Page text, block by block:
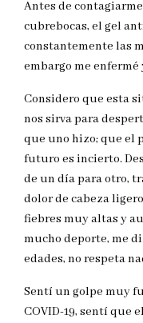
Antes de
cubrebocas, el gel
constantemente las
embargo me enfermé
Considero que esta
nos sirva para
que uno hizo; que el
futuro es incierto.
de un día para otro,
dolor de cabeza
fiebres muy altas y
mucho deporte, me
edades, no respeta
Sentí un golpe muy
COVID-19, sentí que